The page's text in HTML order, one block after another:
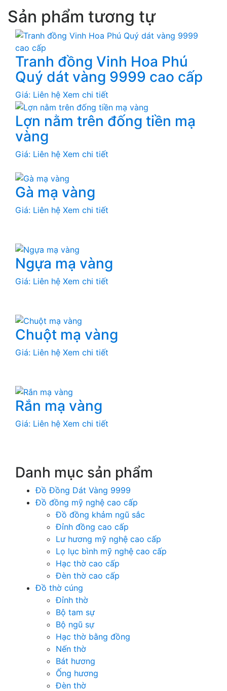
Sản phẩm tương tự
Tranh đồng Vinh Hoa Phú
Quý dát vàng 9999 cao cấp
Giá: Liên hệ Xem chi tiết
Lợn nằm trên đống tiền mạ
vàng
Giá: Liên hệ Xem chi tiết
Gà mạ vàng
Giá: Liên hệ Xem chi tiết
Ngựa mạ vàng
Giá: Liên hệ Xem chi tiết
Chuột mạ vàng
Giá: Liên hệ Xem chi tiết
Rắn mạ vàng
Giá: Liên hệ Xem chi tiết
Danh mục sản phẩm
Đồ Đồng Dát Vàng 9999
Đồ đồng mỹ nghệ cao cấp
Đồ đồng khảm ngũ sắc
Đỉnh đồng cao cấp
Lư hương mỹ nghệ cao cấp
Lọ lục bình mỹ nghệ cao cấp
Hạc thờ cao cấp
Đèn thờ cao cấp
Đồ thờ cúng
Đỉnh thờ
Bộ tam sự
Bộ ngũ sự
Hạc thờ bằng đồng
Nến thờ
Bát hương
Ống hương
Đèn thờ